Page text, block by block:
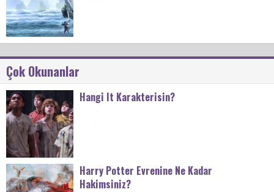
Çok Okunanlar
Hangi It Karakterisin?
Harry Potter Evrenine Ne Kadar
Hakimsiniz?